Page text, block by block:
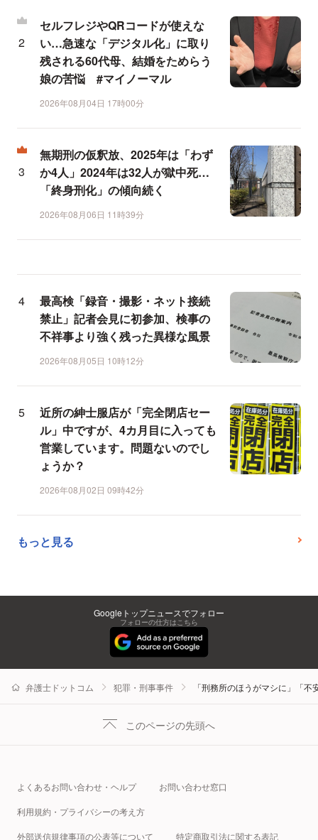
セルフレジやQRコードが使えな
い…急速な「デジタル化」に取り
残される60代母、結婚をためらう
娘の苦悩 #マイノーマル
2026年08月04日 17時00分
無期刑の仮釈放、2025年は「わず
か4人」2024年は32人が獄中死…
「終身刑化」の傾向続く
2026年08月06日 11時39分
最高検「録音・撮影・ネット接続
禁止」記者会見に初参加、検事の
不祥事より強く残った異様な風景
2026年08月05日 10時12分
近所の紳士服店が「完全閉店セー
ル」中ですが、4カ月目に入っても
営業しています。問題ないのでし
ょうか？
2026年08月02日 09時42分
もっと見る
Googleトップニュースでフォロー
フォローの仕方はこちら
弁護士ドットコム 犯罪・刑事事件 「刑務所のほうがマシに」「
このページの先頭へ
よくあるお問い合わせ・ヘルプ お問い合わせ窓口
利用規約・プライバシーの考え方
外部送信規律事項の公表等について 特定商取引法に関する表記